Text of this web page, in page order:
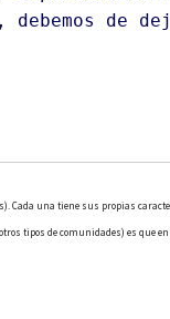
debemos de
Cada una tiene sus propias
tipos de comunidades) es que